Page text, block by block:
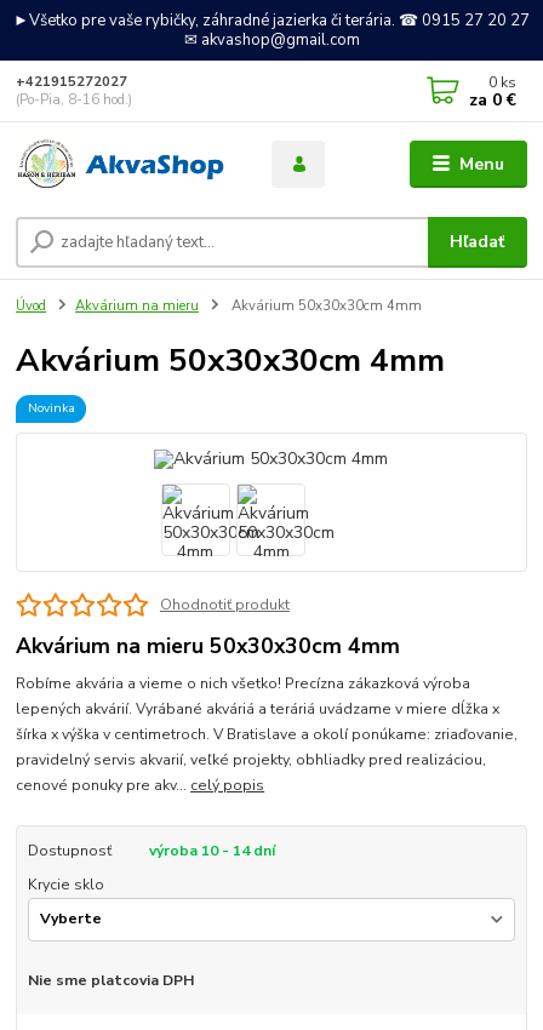
►Všetko pre vaše rybičky, záhradné jazierka či terária. ☎ 0915 27 20 27
✉ akvashop@gmail.com
Menu
Hľadať
+421915272027
(Po-Pia, 8-16 hod.)
0 ks
za 0 €
Úvod Akvárium na mieru Akvárium 50x30x30cm 4mm
Akvárium 50x30x30cm 4mm
Novinka
Ohodnotiť produkt
Akvárium na mieru 50x30x30cm 4mm
Robíme akvária a vieme o nich všetko! Precízna zákazková výroba
lepených akvárií. Vyrábané akváriá a teráriá uvádzame v miere dĺžka x
šírka x výška v centimetroch. V Bratislave a okolí ponúkame: zriaďovanie,
pravidelný servis akvarií, veľké projekty, obhliadky pred realizáciou,
cenové ponuky pre akv... celý popis
Dostupnosť
výroba 10 - 14 dní
Krycie sklo
Nie sme platcovia DPH